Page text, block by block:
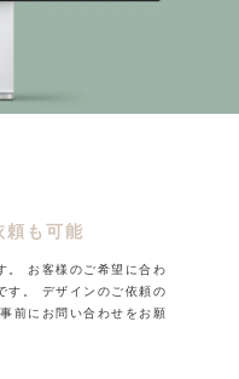
頼も可能
。
お客様のご希望に合わ
す。
デザインのご依頼の
事前にお問い合わせをお願